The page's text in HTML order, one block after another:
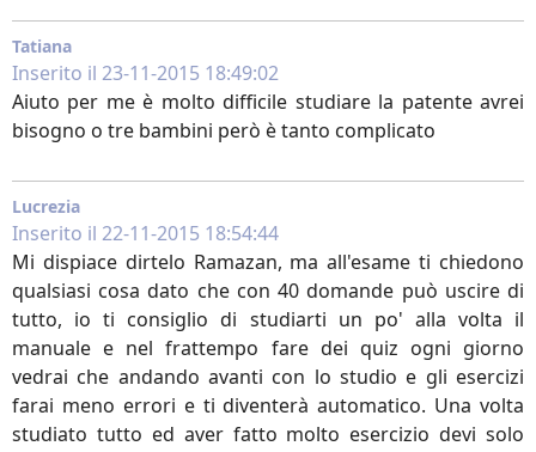
Tatiana
Inserito il 23-11-2015 18:49:02
Aiuto per me è molto difficile studiare la patente avrei
bisogno o tre bambini però è tanto complicato
Lucrezia
Inserito il 22-11-2015 18:54:44
Mi dispiace dirtelo Ramazan, ma all'esame ti chiedono
qualsiasi cosa dato che con 40 domande può uscire di
tutto, io ti consiglio di studiarti un po' alla volta il
manuale e nel frattempo fare dei quiz ogni giorno
vedrai che andando avanti con lo studio e gli esercizi
farai meno errori e ti diventerà automatico. Una volta
studiato tutto ed aver fatto molto esercizio devi solo